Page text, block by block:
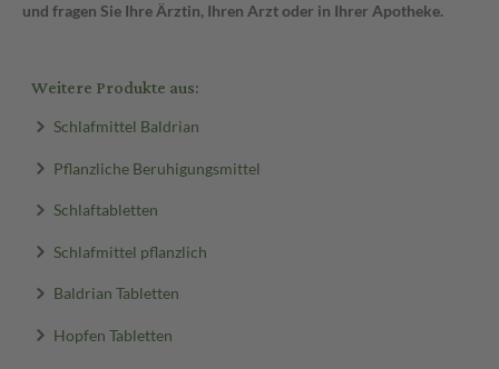
und fragen Sie Ihre Ärztin, Ihren Arzt oder in Ihrer Apotheke.
Weitere Produkte aus:
Schlafmittel Baldrian
Pflanzliche Beruhigungsmittel
Schlaftabletten
Schlafmittel pflanzlich
Baldrian Tabletten
Hopfen Tabletten